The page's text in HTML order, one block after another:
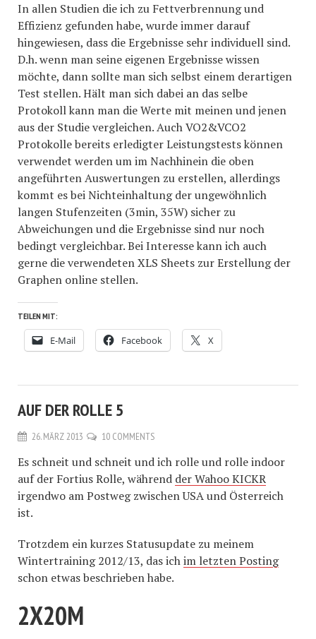
In allen Studien die ich zu Fettverbrennung und
Effizienz gefunden habe, wurde immer darauf
hingewiesen, dass die Ergebnisse sehr individuell sind.
D.h. wenn man seine eigenen Ergebnisse wissen
möchte, dann sollte man sich selbst einem derartigen
Test stellen. Hält man sich dabei an das selbe
Protokoll kann man die Werte mit meinen und jenen
aus der Studie vergleichen. Auch VO2&VCO2
Protokolle bereits erledigter Leistungstests können
verwendet werden um im Nachhinein die oben
angeführten Auswertungen zu erstellen, allerdings
kommt es bei Nichteinhaltung der ungewöhnlich
langen Stufenzeiten (3min, 35W) sicher zu
Abweichungen und die Ergebnisse sind nur noch
bedingt vergleichbar. Bei Interesse kann ich auch
gerne die verwendeten XLS Sheets zur Erstellung der
Graphen online stellen.
TEILEN MIT:
E-Mail Facebook X
AUF DER ROLLE 5
26. MÄRZ 2013 10 COMMENTS
Es schneit und schneit und ich rolle und rolle indoor
auf der Fortius Rolle, während der Wahoo KICKR
irgendwo am Postweg zwischen USA und Österreich
ist.
Trotzdem ein kurzes Statusupdate zu meinem
Wintertraining 2012/13, das ichim letzten Posting
schon etwas beschrieben habe.
2X20M